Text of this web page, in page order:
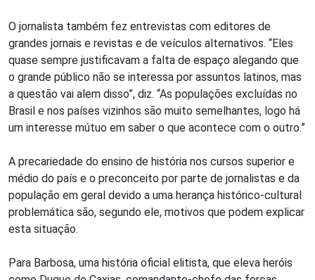
O jornalista também fez entrevistas com editores de
grandes jornais e revistas e de veículos alternativos. “Eles
quase sempre justificavam a falta de espaço alegando que
o grande público não se interessa por assuntos latinos, mas
a questão vai alem disso”, diz. “As populações excluídas no
Brasil e nos países vizinhos são muito semelhantes, logo há
um interesse mútuo em saber o que acontece com o outro.”
A precariedade do ensino de história nos cursos superior e
médio do país e o preconceito por parte de jornalistas e da
população em geral devido a uma herança histórico-cultural
problemática são, segundo ele, motivos que podem explicar
esta situação.
Para Barbosa, uma história oficial elitista, que eleva heróis